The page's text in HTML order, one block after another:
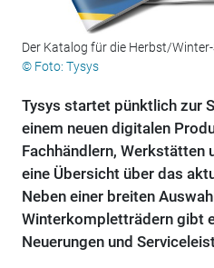
Der Katalog für die Herbst/
© Foto: Tysys
Tysys startet pünktlich zur
einem neuen digitalen
Fachhändlern, Werkstätten
eine Übersicht über das
Neben einer breiten
Winterkompletträdern gibt
Neuerungen und